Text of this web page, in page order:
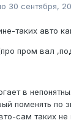
30 сентября,
таких авто
пром вал
в
поменять по
сам таких не